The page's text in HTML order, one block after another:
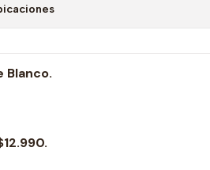
Blanco.